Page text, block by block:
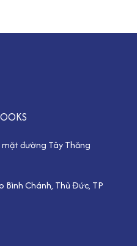
mặt đường Tây Thăng
Bình Chánh, Thủ Đức, TP